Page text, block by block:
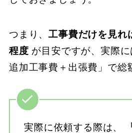
つまり、工事費だけを見れ
程度 が目安ですが、実際
追加工事費＋出張費」で総
実際に依頼する際は、